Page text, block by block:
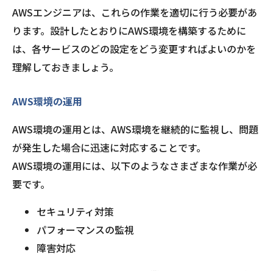
AWSエンジニアは、これらの作業を適切に行う必要があ
ります。設計したとおりにAWS環境を構築するために
は、各サービスのどの設定をどう変更すればよいのかを
理解しておきましょう。
AWS環境の運用
AWS環境の運用とは、AWS環境を継続的に監視し、問題
が発生した場合に迅速に対応することです。
AWS環境の運用には、以下のようなさまざまな作業が必
要です。
セキュリティ対策
パフォーマンスの監視
障害対応